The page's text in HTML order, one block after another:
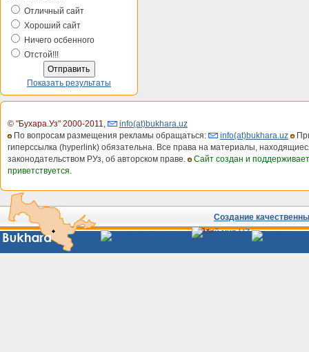
Отличный сайт
Хороший сайт
Ничего осбенного
Отстой!!!
Показать результаты
© "Бухара.Уз" 2000-2011,
info(at)bukhara.uz
По вопросам размещения рекламы обращаться:
info(at)bukhara.uz
гиперссылка (hyperlink) обязательна. Все права на материалы,
законодательством РУз, об авторском праве.
Сайт создан и
приветствуется.
Создание
Сайты
Узбекистана